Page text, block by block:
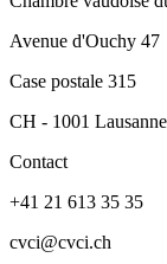
Avenue d'Ouchy 47
Case postale 315
CH - 1001 Lausanne
Contact
+41 21 613 35 35
cvci@cvci.ch